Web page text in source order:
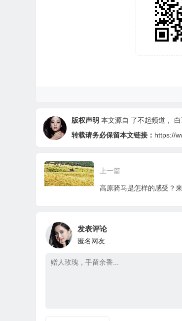
版权声明 本文源自 了不起频道，
转载请务必保留本文链接： https://
上一篇
发表评论
匿名网友